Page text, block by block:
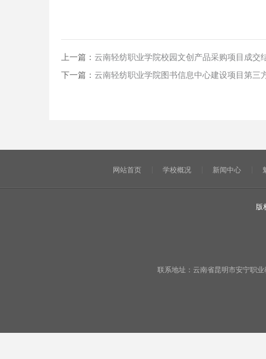
上一篇： 云南轻纺职业学院校园文创产品采购项目成交
下一篇： 云南轻纺职业学院图书信息中心建设项目第三
网站首页 学校概况 新闻中心
版
联系地址：云南省昆明市安宁职